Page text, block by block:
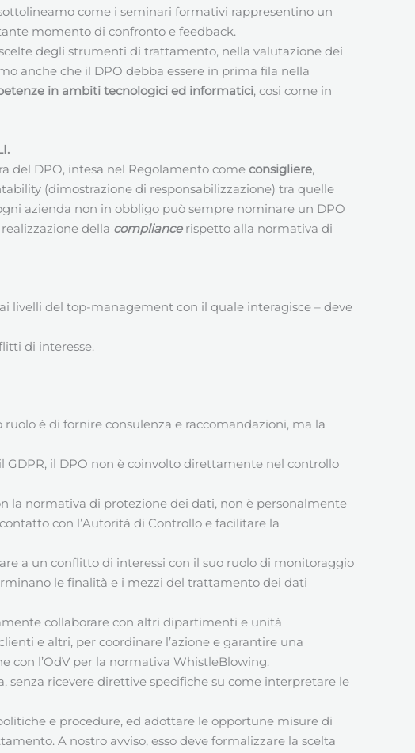
come i seminari formativi rappresentino un
momento di confronto e feedback.
degli strumenti di trattamento, nella valutazione dei
anche che il DPO debba essere in prima fila nella
in ambiti tecnologici ed informatici, cosi come in
del DPO, intesa nel Regolamento come consigliere,
(dimostrazione di responsabilizzazione) tra quelle
azienda non in obbligo può sempre nominare un DPO
della compliancerispetto alla normativa di
livelli del top-management con il quale interagisce – deve
di interesse.
è di fornire consulenza e raccomandazioni, ma la
il DPO non è coinvolto direttamente nel controllo
la normativa di protezione dei dati, non è personalmente
con l’Autorità di Controllo e facilitare la
a un conflitto di interessi con il suo ruolo di monitoraggio
le finalità e i mezzi del trattamento dei dati
collaborare con altri dipartimenti e unità
e altri, per coordinare l’azione e garantire una
con l’OdV per la normativa WhistleBlowing.
senza ricevere direttive specifiche su come interpretare le
e procedure, ed adottare le opportune misure di
A nostro avviso, esso deve formalizzare la scelta